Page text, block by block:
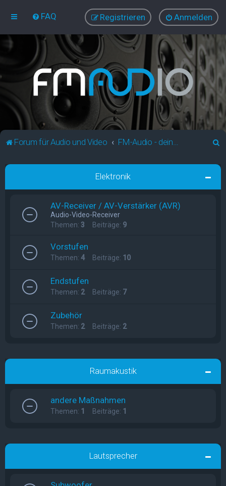
FAQ Anmelden
Registrieren
Forum für Audio und Video
c
Elektronik
AV-Receiver / AV-Verstärker (AVR)
Audio-Video-Receiver
Themen: 3 Beiträge: 9
Vorstufen
Themen: 4Beiträge: 10
Endstufen
Themen: 2Beiträge: 7
Zubehör
Themen: 2Beiträge: 2
Raumakustik
andere Maßnahmen
Themen: 1 Beiträge: 1
Lautsprecher